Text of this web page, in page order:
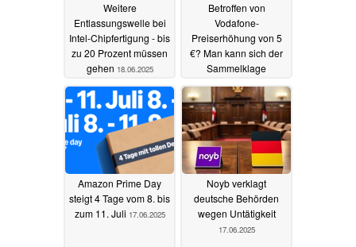
Weitere
Entlassungswelle bei
Intel-Chipfertigung - bis
zu 20 Prozent müssen
gehen 18.06.2025
Betroffen von
Vodafone-
Preiserhöhung von 5
€? Man kann sich der
Sammelklage
18.06.2025
Amazon Prime Day
steigt 4 Tage vom 8. bis
zum 11. Juli 17.06.2025
Noyb verklagt
deutsche Behörden
wegen Untätigkeit
17.06.2025